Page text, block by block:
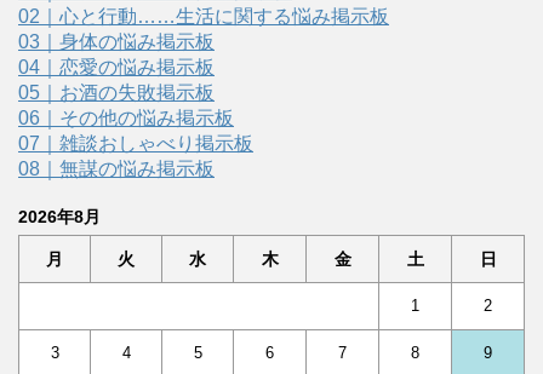
02｜心と行動……生活に関する悩み掲示板
03｜身体の悩み掲示板
04｜恋愛の悩み掲示板
05｜お酒の失敗掲示板
06｜その他の悩み掲示板
07｜雑談おしゃべり掲示板
08｜無謀の悩み掲示板
2026年8月
月 火 水 木 金 土 日
1 2
3 4 5 6 7 8 9